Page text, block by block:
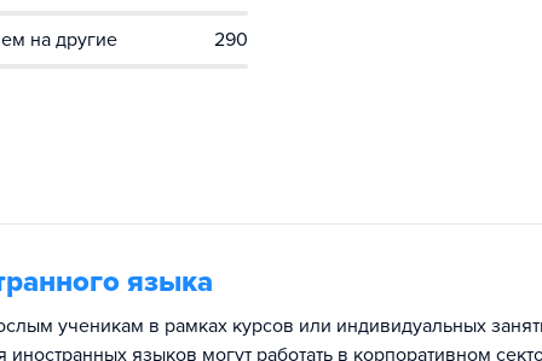
на другие 290
языка
ученикам в рамках курсов или индивидуальных
иностранных языков могут работать в корпоративном